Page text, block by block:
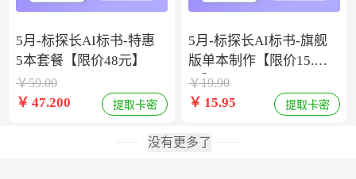
5月-标探长AI标书-特惠
5本套餐【限价48元】
￥59.00
￥ 47.200 提取卡密
5月-标探长AI标书-旗舰
版单本制作【限价15.9
元】
￥19.90
￥ 15.95 提取卡密
没有更多了